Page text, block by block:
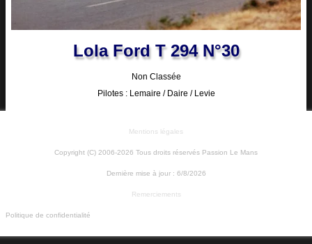
Lola Ford T 294 N°30
Non Classée
Pilotes : Lemaire / Daire / Levie
Mentions légales
Copyright (C) 2006-2026 Tous droits réservés Passion Le Mans
Dernière mise à jour : 6/8/2026
Remerciements
Politique de confidentialité